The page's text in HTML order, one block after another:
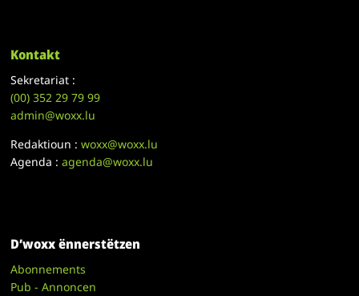
Kontakt
Sekretariat :
(00)352 29 79 99
admin@woxx.lu
Redaktioun :woxx@woxx.lu
Agenda :agenda@woxx.lu
D’woxx ënnerstëtzen
Abonnements
Pub - Annoncen